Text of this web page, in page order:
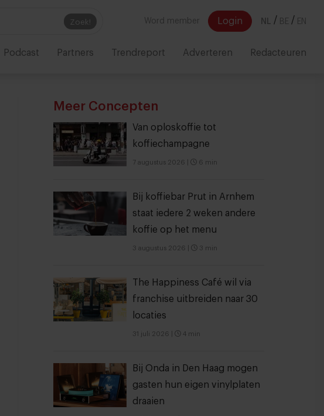
Zoek! Word member Login NL / BE / EN
Podcast Partners Trendreport Adverteren Redacteuren
Meer Concepten
Van oploskoffie tot
koffiechampagne
7 augustus 2026 6 min
Bij koffiebar Prut in Arnhem
staat iedere 2 weken andere
koffie op het menu
3 augustus 2026 3 min
The Happiness Café wil via
franchise uitbreiden naar 30
locaties
31 juli 2026 4 min
Bij Onda in Den Haag mogen
gasten hun eigen vinylplaten
draaien